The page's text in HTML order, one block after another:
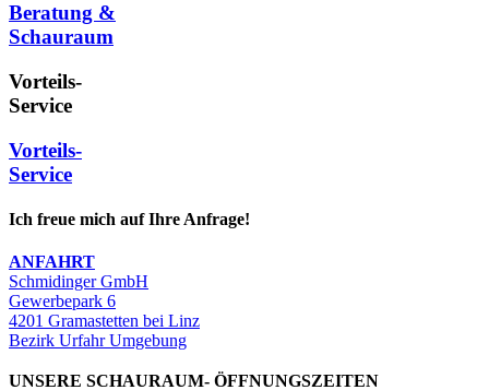
Beratung &
Schauraum
Vorteils-
Service
Vorteils-
Service
Ich freue mich auf Ihre Anfrage!
ANFAHRT
Schmidinger GmbH
Gewerbepark 6
4201 Gramastetten bei Linz
Bezirk Urfahr Umgebung
UNSERE SCHAURAUM- ÖFFNUNGSZEITEN